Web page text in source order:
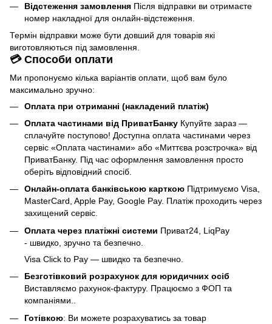
Відстеження замовлення Після відправки ви отримаєте
номер накладної для онлайн-відстеження.
Термін відправки може бути довший для товарів які
виготовляються під замовлення.
💳 Способи оплати
Ми пропонуємо кілька варіантів оплати, щоб вам було
максимально зручно:
Оплата при отриманні (накладений платіж)
Оплата частинами від ПриватБанку Купуйте зараз —
сплачуйте поступово! Доступна оплата частинами через
сервіс «Оплата частинами» або «Миттєва розстрочка» від
ПриватБанку. Під час оформлення замовлення просто
оберіть відповідний спосіб.
Онлайн-оплата банківською карткою Підтримуємо Visa,
MasterCard, Apple Pay, Google Pay. Платіж проходить через
захищений сервіс.
Оплата через платіжні системи Приват24, LiqPay
- швидко, зручно та безпечно.
Visa Click to Pay — швидко та безпечно.
Безготівковий розрахунок для юридичних осіб
Виставляємо рахунок-фактуру. Працюємо з ФОП та
компаніями..
Готівкою: Ви можете розрахуватись за товар